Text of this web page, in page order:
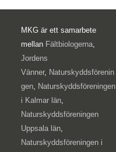
MKG är ett samarbete
mellan Fältbiologerna,
Jordens
Vänner, Naturskyddsförenin
gen, Naturskyddsföreningen
i Kalmar län,
Naturskyddsföreningen
Uppsala län,
Naturskyddsföreningen i